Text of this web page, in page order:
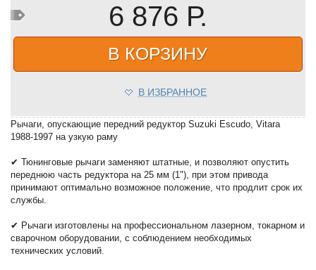
6 876 Р.
В КОРЗИНУ
В ИЗБРАННОЕ
Рычаги, опускающие передний редуктор Suzuki Escudo, Vitara
1988-1997 на узкую раму
✔ Тюнинговые рычаги заменяют штатные, и позволяют опустить
переднюю часть редуктора на 25 мм (1"), при этом привода
принимают оптимально возможное положение, что продлит срок их
службы.
✔ Рычаги изготовлены на профессиональном лазерном, токарном и
сварочном оборудовании, с соблюдением необходимых
технических условий.